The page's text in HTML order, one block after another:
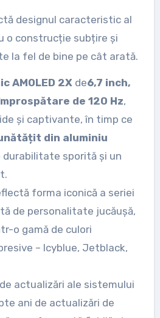
designul caracteristic al
o construcție subțire și
la fel de bine pe cât arată.
AMOLED 2X de6,7 inch,
de 120 Hz,
și captivante, în timp ce
din aluminiu
durabilitate sporită și un
forma iconică a seriei
de personalitate jucăușă,
o gamă de culori
– Icyblue, Jetblack,
actualizări ale sistemului
ani de actualizări de